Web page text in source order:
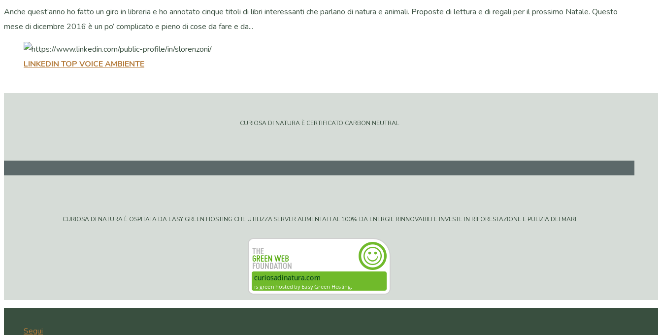
Anche quest’anno ho fatto un giro in libreria e ho annotato cinque titoli di libri interessanti che parlano di natura e animali. Proposte di lettura e di regali per il prossimo Natale. Questo
mese di dicembre 2016 è un po’ complicato e pieno di cose da fare e da...
LINKEDIN TOP VOICE AMBIENTE
CURIOSA DI NATURA È CERTIFICATO CARBON NEUTRAL
CURIOSA DI NATURA È OSPITATA DA EASY GREEN HOSTING CHE UTILIZZA SERVER ALIMENTATI AL 100% DA ENERGIE RINNOVABILI E INVESTE IN RIFORESTAZIONE E PULIZIA DEI MARI
Segui